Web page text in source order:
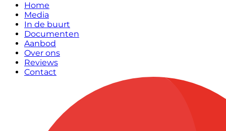
Home
Media
In de buurt
Documenten
Aanbod
Over ons
Reviews
Contact